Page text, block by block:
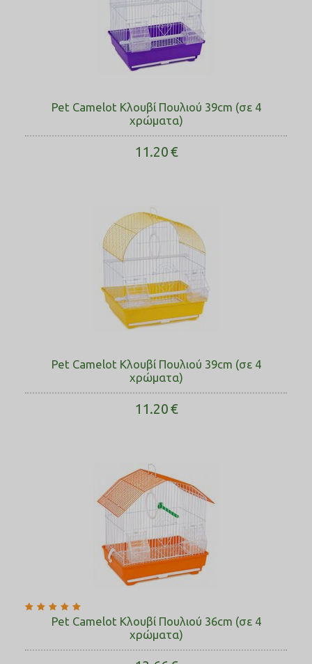
Pet Camelot Κλουβί Πουλιού 39cm (σε 4
χρώματα)
11.20€
Pet Camelot Κλουβί Πουλιού 39cm (σε 4
χρώματα)
11.20€
Pet Camelot Κλουβί Πουλιού 36cm (σε 4
χρώματα)